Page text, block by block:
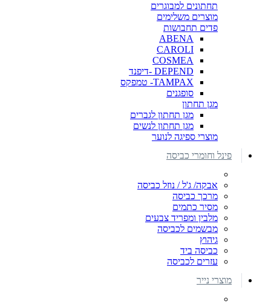
תחתונים למבוגרים
מוצרים משלימים
פדים תחבושות
ABENA
CAROLI
COSMEA
DEPEND -דיפנד
TAMPAX- טמפקס
סופגנים
מגן תחתון
מגן תחתון לגברים
מגן תחתון לנשים
מוצרי ספיגה לנוער
פינל וחומרי כביסה
אבקה/ ג'ל / נוזל כביסה
מרכך כביסה
מסיר כתמים
מלבין ומפריד צבעים
מבשמים לכביסה
גיהוץ
כביסה ביד
עזרים לכביסה
מוצרי נייר